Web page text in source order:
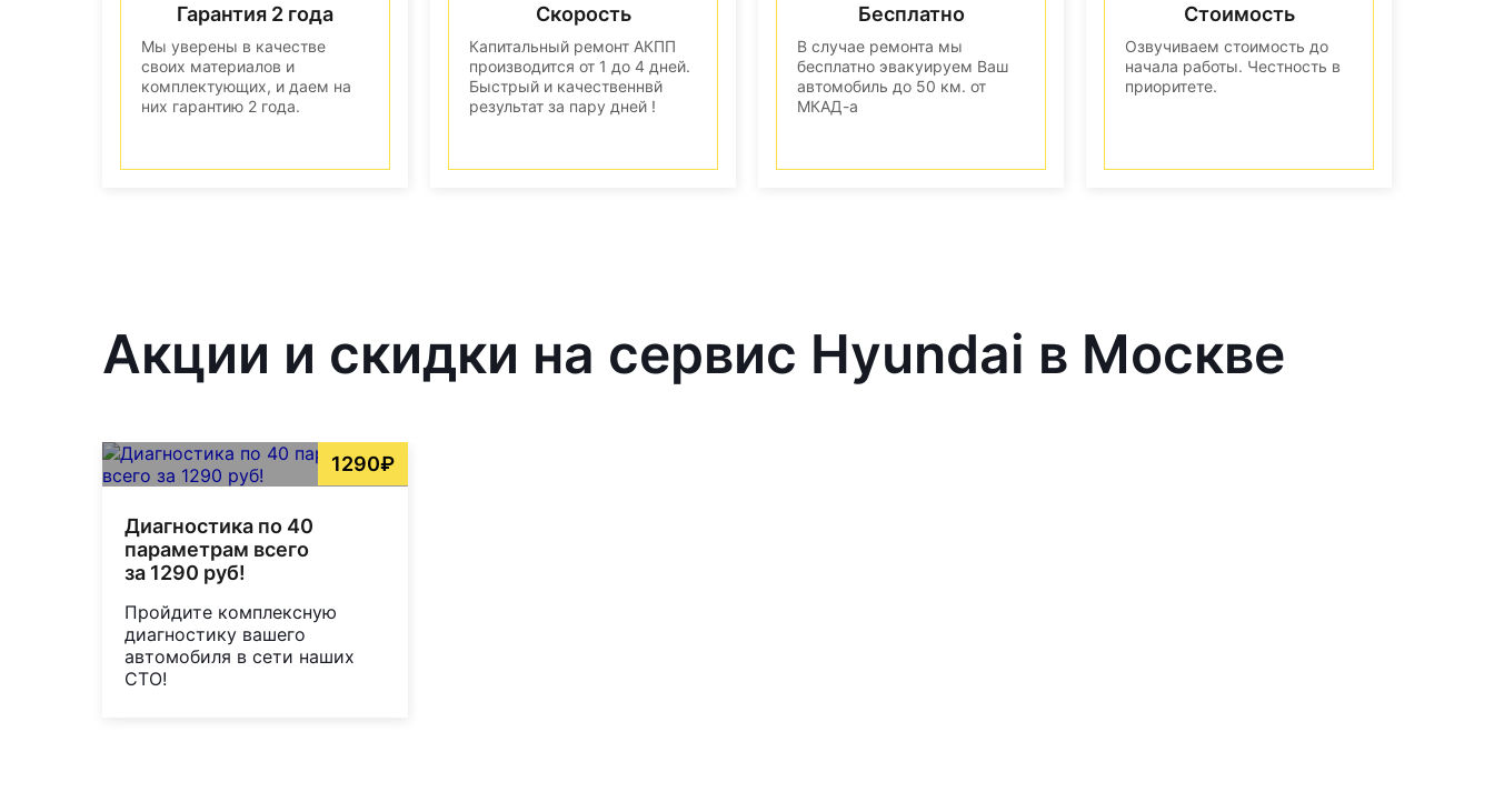
Гарантия 2 года
Мы уверены в качестве
своих материалов и
комплектующих, и даем на
них гарантию 2 года.
Скорость
Капитальный ремонт АКПП
производится от 1 до 4 дней.
Быстрый и качественнвй
результат за пару дней !
Бесплатно
В случае ремонта мы
бесплатно эвакуируем Ваш
автомобиль до 50 км. от
МКАД-а
Стоимость
Озвучиваем стоимость до
начала работы. Честность в
приоритете.
Акции и скидки на сервис Hyundai в Москве
1290₽
Диагностика по 40
параметрам всего
за 1290 руб!
Пройдите комплексную
диагностику вашего
автомобиля в сети наших
СТО!